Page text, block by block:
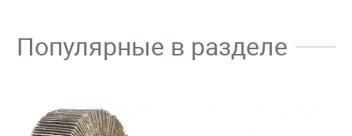
Популярные в разделе